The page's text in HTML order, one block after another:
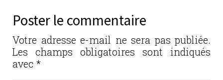
b
o
o
k
r
n
er
Poster le commentaire
Votre adresse e-mail ne sera pas publiée.
Les champs obligatoires sont indiqués
avec *